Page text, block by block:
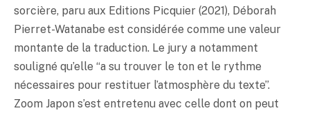
sorcière, paru aux Editions Picquier (2021), Déborah
Pierret-Watanabe est considérée comme une valeur
montante de la traduction. Le jury a notamment
souligné qu’elle “a su trouver le ton et le rythme
nécessaires pour restituer l’atmosphère du texte”.
Zoom Japon s’est entretenu avec celle dont on peut